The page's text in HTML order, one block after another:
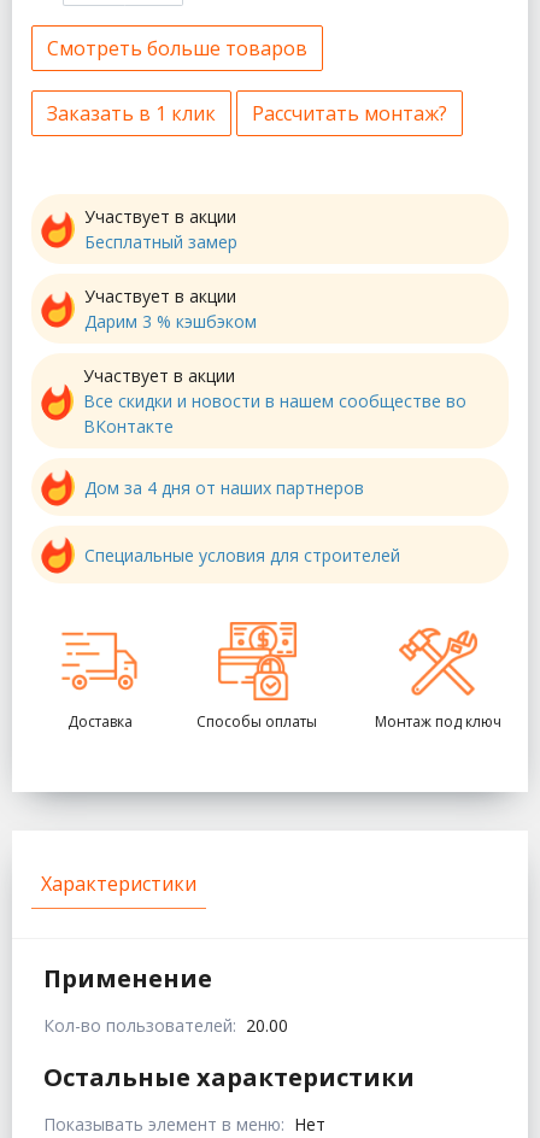
Смотреть больше товаров
Заказать в 1 клик Рассчитать монтаж?
Участвует в акции
Бесплатный замер
Участвует в акции
Дарим 3 % кэшбэком
Участвует в акции
Все скидки и новости в нашем сообществе во
ВКонтакте
Дом за 4 дня от наших партнеров
Специальные условия для строителей
Доставка Способы оплаты Монтаж под ключ
Характеристики
Применение
Кол-во пользователей: 20.00
Остальные характеристики
Показывать элемент в меню: Нет